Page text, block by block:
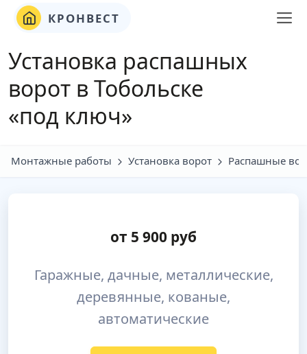
КРОНВЕСТ
Установка распашных
ворот в Тобольске
«под ключ»
Монтажные работы Установка ворот Распашные
от 5 900 руб
Гаражные, дачные, металлические,
деревянные, кованые,
автоматические